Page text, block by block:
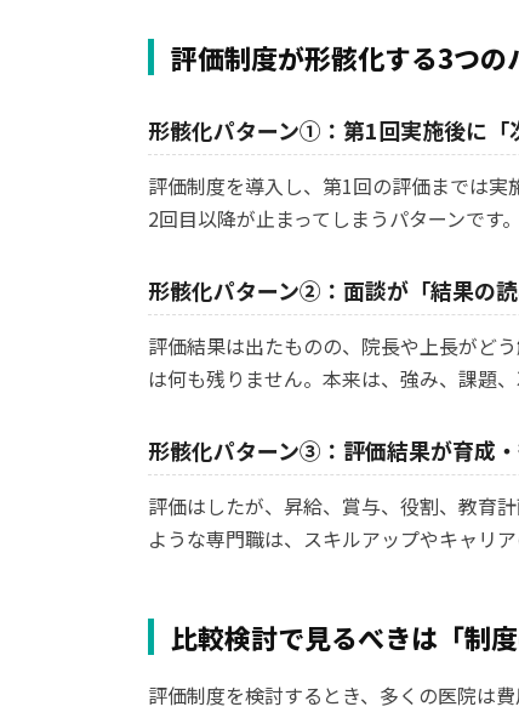
評価制度が形骸化する3つの
形骸化パターン①：第1回実施後に「
評価制度を導入し、第1回の評価までは実
2回目以降が止まってしまうパターンです
形骸化パターン②：面談が「結果の
評価結果は出たものの、院長や上長がど
は何も残りません。本来は、強み、課題
形骸化パターン③：評価結果が育成
評価はしたが、昇給、賞与、役割、教育
ような専門職は、スキルアップやキャリ
比較検討で見るべきは「制
評価制度を検討するとき、多くの医院は費